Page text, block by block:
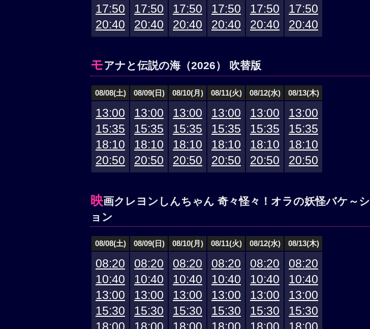
17:50
20:40
17:50
20:40
17:50
20:40
17:50
20:40
17:50
20:40
17:50
20:40
モアナと伝説の海（2026） 吹替版
08/08(土) 08/09(日) 08/10(月) 08/11(火) 08/12(水) 08/13(木)
13:00
15:35
18:10
20:50
13:00
15:35
18:10
20:50
13:00
15:35
18:10
20:50
13:00
15:35
18:10
20:50
13:00
15:35
18:10
20:50
13:00
15:35
18:10
20:50
映画クレヨンしんちゃん 奇々怪々！オラの妖怪バケ～シ
ョン
08/08(土) 08/09(日) 08/10(月) 08/11(火) 08/12(水) 08/13(木)
08:20
10:40
13:00
15:30
08:20
10:40
13:00
15:30
08:20
10:40
13:00
15:30
08:20
10:40
13:00
15:30
08:20
10:40
13:00
15:30
08:20
10:40
13:00
15:30